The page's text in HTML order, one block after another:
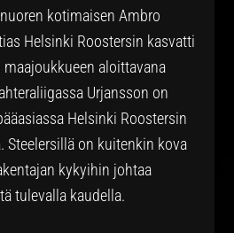
kotimaisen Ambro
Helsinki Roostersin kasvatti
aloittavana
Urjansson on
Helsinki Roostersin
Steelersillä on kuitenkin kova
kykyihin johtaa
tulevalla kaudella.